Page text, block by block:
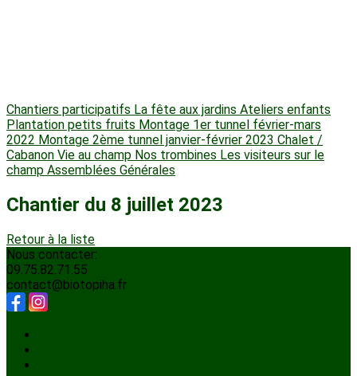
Chantiers participatifs La fête aux jardins Ateliers enfants
Plantation petits fruits Montage 1er tunnel février-mars
2022 Montage 2ème tunnel janvier-février 2023 Chalet /
Cabanon Vie au champ Nos trombines Les visiteurs sur le
champ Assemblées Générales
Chantier du 8 juillet 2023
Retour à la liste
Nous contacter:
09.75.82.71.55
contact@biotopiha.fr